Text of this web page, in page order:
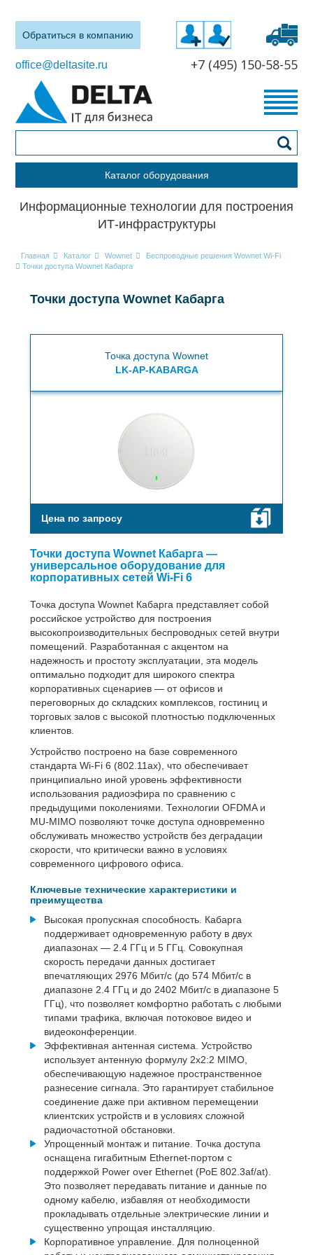
Обратиться в компанию
office@deltasite.ru +7 (495) 150-58-55
Каталог оборудования
Информационные технологии для построения
ИТ-инфраструктуры
Главная Каталог Wownet
Беспроводные решения Wownet Wi-Fi
Точки доступа Wownet Кабарга
Точки доступа Wownet Кабарга
Точка доступа Wownet
LK-AP-KABARGA
Цена по запросу
Точки доступа Wownet Кабарга —
универсальное оборудование для
корпоративных сетей Wi-Fi 6
Точка доступа Wownet Кабарга представляет собой
российское устройство для построения
высокопроизводительных беспроводных сетей внутри
помещений. Разработанная с акцентом на
надежность и простоту эксплуатации, эта модель
оптимально подходит для широкого спектра
корпоративных сценариев — от офисов и
переговорных до складских комплексов, гостиниц и
торговых залов с высокой плотностью подключенных
клиентов.
Устройство построено на базе современного
стандарта Wi-Fi 6 (802.11ax), что обеспечивает
принципиально иной уровень эффективности
использования радиоэфира по сравнению с
предыдущими поколениями. Технологии OFDMA и
MU-MIMO позволяют точке доступа одновременно
обслуживать множество устройств без деградации
скорости, что критически важно в условиях
современного цифрового офиса.
Ключевые технические характеристики и
преимущества
Высокая пропускная способность. Кабарга
поддерживает одновременную работу в двух
диапазонах — 2.4 ГГц и 5 ГГц. Совокупная
скорость передачи данных достигает
впечатляющих 2976 Мбит/с (до 574 Мбит/с в
диапазоне 2.4 ГГц и до 2402 Мбит/с в диапазоне 5
ГГц), что позволяет комфортно работать с любыми
типами трафика, включая потоковое видео и
видеоконференции.
Эффективная антенная система. Устройство
использует антенную формулу 2x2:2 MIMO,
обеспечивающую надежное пространственное
разнесение сигнала. Это гарантирует стабильное
соединение даже при активном перемещении
клиентских устройств и в условиях сложной
радиочастотной обстановки.
Упрощенный монтаж и питание. Точка доступа
оснащена гигабитным Ethernet-портом с
поддержкой Power over Ethernet (PoE 802.3af/at).
Это позволяет передавать питание и данные по
одному кабелю, избавляя от необходимости
прокладывать отдельные электрические линии и
существенно упрощая инсталляцию.
Корпоративное управление. Для полноценной